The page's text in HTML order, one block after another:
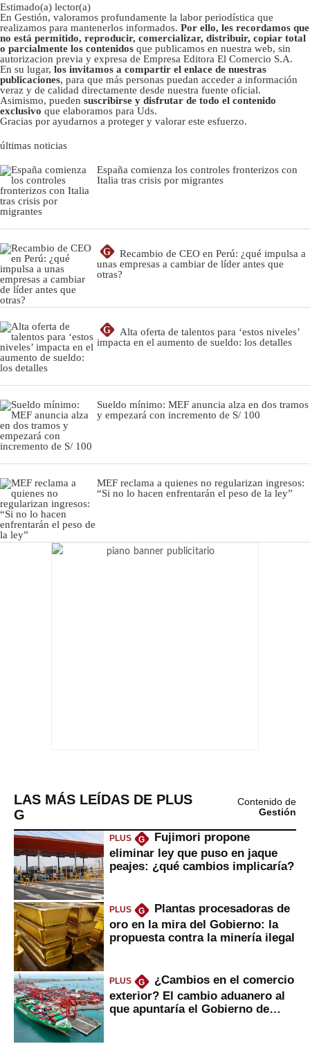
Estimado(a) lector(a)
En Gestión, valoramos profundamente la labor periodística que
realizamos para mantenerlos informados. Por ello, les recordamos que
no está permitido, reproducir, comercializar, distribuir, copiar total
o parcialmente los contenidos que publicamos en nuestra web, sin
autorizacion previa y expresa de Empresa Editora El Comercio S.A.
En su lugar, los invitamos a compartir el enlace de nuestras
publicaciones, para que más personas puedan acceder a información
veraz y de calidad directamente desde nuestra fuente oficial.
Asimismo, pueden suscribirse y disfrutar de todo el contenido
exclusivo que elaboramos para Uds.
Gracias por ayudarnos a proteger y valorar este esfuerzo.
últimas noticias
España comienza los controles fronterizos con
Italia tras crisis por migrantes
G
Recambio de CEO en Perú: ¿qué impulsa a
unas empresas a cambiar de líder antes que
otras?
G
Alta oferta de talentos para ‘estos niveles’
impacta en el aumento de sueldo: los detalles
Sueldo mínimo: MEF anuncia alza en dos tramos
y empezará con incremento de S/ 100
MEF reclama a quienes no regularizan ingresos:
“Si no lo hacen enfrentarán el peso de la ley”
LAS MÁS LEÍDAS DE PLUS
G
Contenido de
Gestión
PLUS G
Fujimori propone
eliminar ley que puso en jaque
peajes: ¿qué cambios implicaría?
PLUS G
Plantas procesadoras de
oro en la mira del Gobierno: la
propuesta contra la minería ilegal
PLUS G
¿Cambios en el comercio
exterior? El cambio aduanero al
que apuntaría el Gobierno de